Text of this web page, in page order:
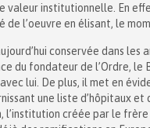
valeur institutionnelle. En
de l’oeuvre en élisant, le
conservée dans
du fondateur de l’Ordre, le
lui. De plus, il met en
une liste d’hôpitaux
créée par le